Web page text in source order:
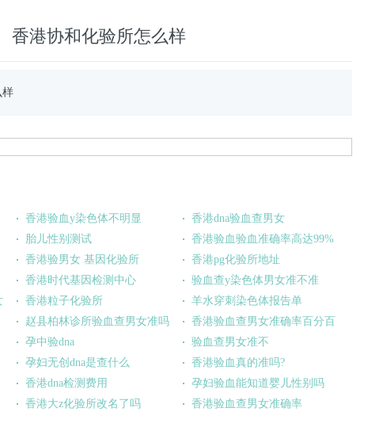
香港协和化验所怎么样
样
香港验血y染色体不明显
香港dna验血查男女
胎儿性别测试
香港验血验血准确率高达99%
香港验男女 基因化验所
香港pg化验所地址
香港时代基因检测中心
验血查y染色体男女准不准
香港粒子化验所
羊水穿刺染色体报告单
赵县柏林诊所验血查男女准吗
香港验血查男女准确率百分百
孕中验dna
验血查男女准不
孕妇无创dna是查什么
香港验血真的准吗?
香港dna检测费用
孕妇验血能知道婴儿性别吗
香港大z化验所改名了吗 香港验血查男女准确率